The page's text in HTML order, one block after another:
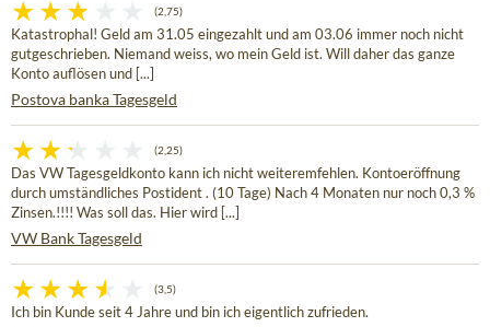
(2,75)
Katastrophal! Geld am 31.05 eingezahlt und am 03.06 immer noch nicht
gutgeschrieben. Niemand weiss, wo mein Geld ist. Will daher das ganze
Konto auflösen und [...]
Postova banka Tagesgeld
(2,25)
Das VW Tagesgeldkonto kann ich nicht weiteremfehlen. Kontoeröffnung
durch umständliches Postident . (10 Tage) Nach 4 Monaten nur noch 0,3 %
Zinsen.!!!! Was soll das. Hier wird [...]
VW Bank Tagesgeld
(3,5)
Ich bin Kunde seit 4 Jahre und bin ich eigentlich zufrieden.